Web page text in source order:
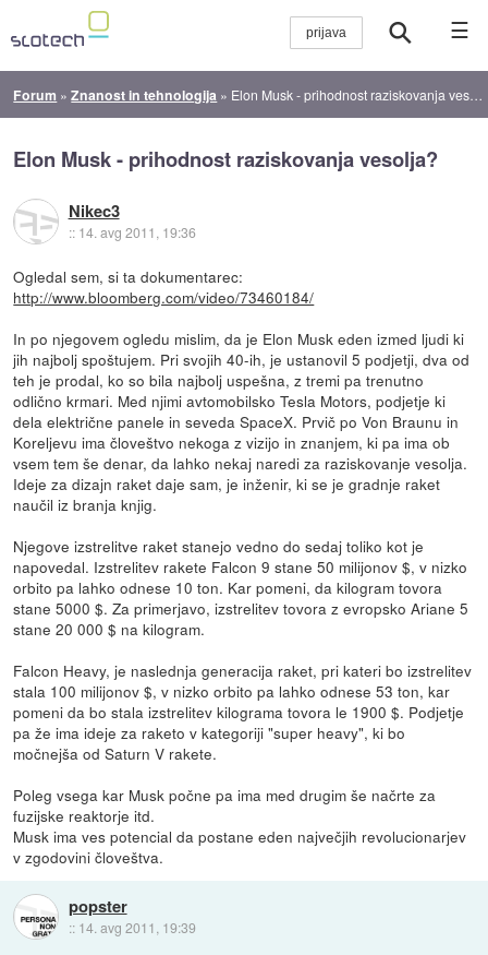
☰
Forum »Znanost in tehnologija » Elon Musk - prihodnost raziskovanja vesolja?
Elon Musk - prihodnost raziskovanja vesolja?
Nikec3
:: 14. avg 2011, 19:36
Ogledal sem, si ta dokumentarec:
http://www.bloomberg.com/video/73460184/
In po njegovem ogledu mislim, da je Elon Musk eden izmed ljudi ki
jih najbolj spoštujem. Pri svojih 40-ih, je ustanovil 5 podjetji, dva od
teh je prodal, ko so bila najbolj uspešna, z tremi pa trenutno
odlično krmari. Med njimi avtomobilsko Tesla Motors, podjetje ki
dela električne panele in seveda SpaceX. Prvič po Von Braunu in
Koreljevu ima človeštvo nekoga z vizijo in znanjem, ki pa ima ob
vsem tem še denar, da lahko nekaj naredi za raziskovanje vesolja.
Ideje za dizajn raket daje sam, je inženir, ki se je gradnje raket
naučil iz branja knjig.
Njegove izstrelitve raket stanejo vedno do sedaj toliko kot je
napovedal. Izstrelitev rakete Falcon 9 stane 50 milijonov $, v nizko
orbito pa lahko odnese 10 ton. Kar pomeni, da kilogram tovora
stane 5000 $. Za primerjavo, izstrelitev tovora z evropsko Ariane 5
stane 20 000 $ na kilogram.
Falcon Heavy, je naslednja generacija raket, pri kateri bo izstrelitev
stala 100 milijonov $, v nizko orbito pa lahko odnese 53 ton, kar
pomeni da bo stala izstrelitev kilograma tovora le 1900 $. Podjetje
pa že ima ideje za raketo v kategoriji "super heavy", ki bo
močnejša od Saturn V rakete.
Poleg vsega kar Musk počne pa ima med drugim še načrte za
fuzijske reaktorje itd.
Musk ima ves potencial da postane eden največjih revolucionarjev
v zgodovini človeštva.
popster
:: 14. avg 2011, 19:39